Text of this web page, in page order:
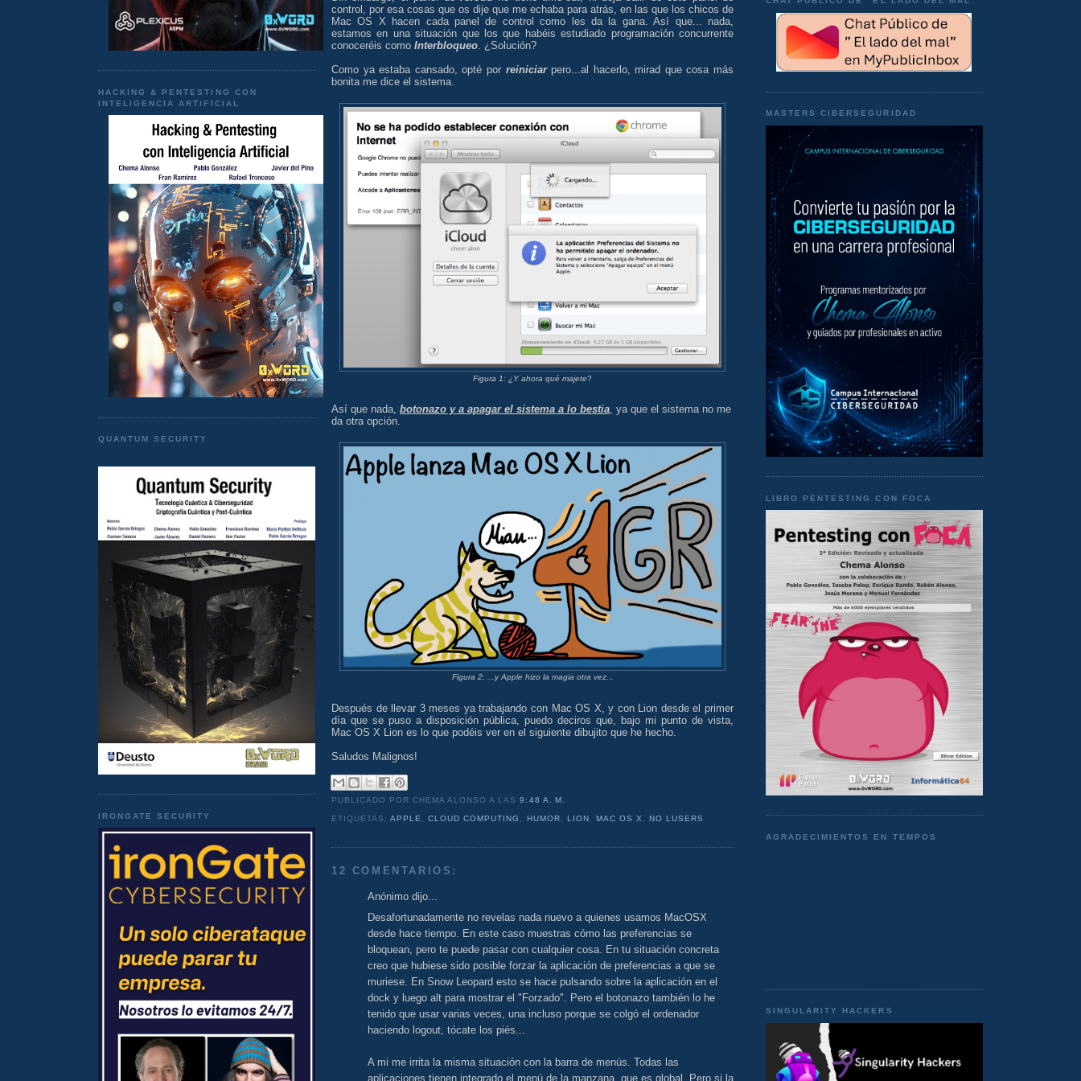
HACKING & PENTESTING CON
INTELIGENCIA ARTIFICIAL
QUANTUM SECURITY
IRONGATE SECURITY
control, por esa cosas que os dije que me echaba para atrás, en las que los chicos de
Mac OS X hacen cada panel de control como les da la gana. Así que... nada,
estamos en una situación que los que habéis estudiado programación concurrente
conoceréis como Interbloqueo . ¿Solución?
Como ya estaba cansado, opté por reiniciarpero...al hacerlo, mirad que cosa más
bonita me dice el sistema.
Figura 1: ¿Y ahora qué majete?
Así que nada, botonazo y a apagar el sistema a lo bestia, ya que el sistema no me
da otra opción.
Figura 2: ...y Apple hizo la magia otra vez...
Después de llevar 3 meses ya trabajando con Mac OS X, y con Lion desde el primer
día que se puso a disposición pública, puedo deciros que, bajo mi punto de vista,
Mac OS X Lion es lo que podéis ver en el siguiente dibujito que he hecho.
Saludos Malignos!
PUBLICADO POR CHEMA ALONSOA LAS9:48 A. M.
ETIQUETAS:APPLE,CLOUD COMPUTING , HUMOR, LION , MAC OS X , NO LUSERS
12 COMENTARIOS:
Anónimo dijo...
Desafortunadamente no revelas nada nuevo a quienes usamos MacOSX
desde hace tiempo. En este caso muestras cómo las preferencias se
bloquean, pero te puede pasar con cualquier cosa. En tu situación concreta
creo que hubiese sido posible forzar la aplicación de preferencias a que se
muriese. En Snow Leopard esto se hace pulsando sobre la aplicación en el
dock y luego alt para mostrar el "Forzado". Pero el botonazo también lo he
tenido que usar varias veces, una incluso porque se colgó el ordenador
haciendo logout, tócate los piés...
A mi me irrita la misma situación con la barra de menús. Todas las
aplicaciones tienen integrado el menú de la manzana, que es global. Pero si la
MASTERS CIBERSEGURIDAD
LIBRO PENTESTING CON FOCA
AGRADECIMIENTOS EN TEMPOS
SINGULARITY HACKERS